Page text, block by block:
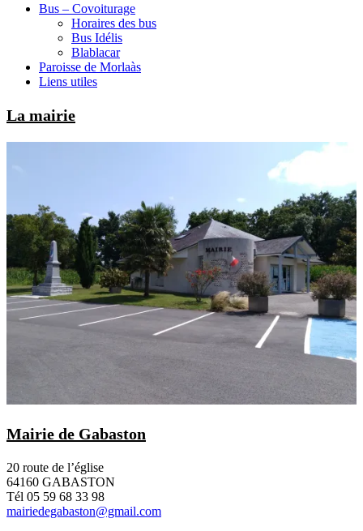
Bus – Covoiturage
Horaires des bus
Bus Idélis
Blablacar
Paroisse de Morlaàs
Liens utiles
La mairie
Mairie de Gabaston
20 route de l’église
64160 GABASTON
Tél 05 59 68 33 98
mairiedegabaston@gmail.com